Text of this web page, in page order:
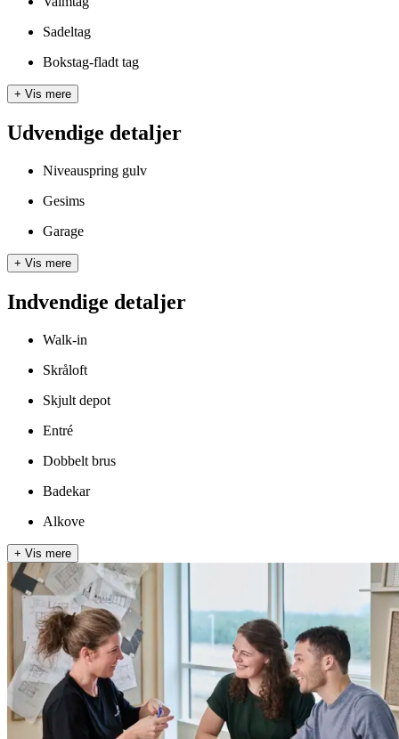
Sadeltag
Bokstag-fladt tag
+ Vis mere
Udvendige detaljer
Niveauspring gulv
Gesims
Garage
+ Vis mere
Indvendige detaljer
Walk-in
Skråloft
Skjult depot
Entré
Dobbelt brus
Badekar
Alkove
+ Vis mere